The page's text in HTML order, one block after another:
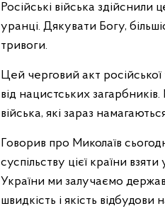
Російські війська
уранці. Дякувати Богу,
тривоги.
Цей черговий акт російської
від нацистських
війська, які зараз
Говорив про Миколаїв
суспільству цієї країни
України ми залучаємо
швидкість і якість відбудови